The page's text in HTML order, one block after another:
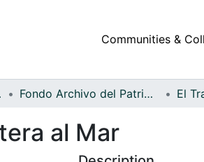
Communities &
Fondo Archivo del Patrimonio Fotográfico y Fílmico del Valle del Cauca El
al Mar